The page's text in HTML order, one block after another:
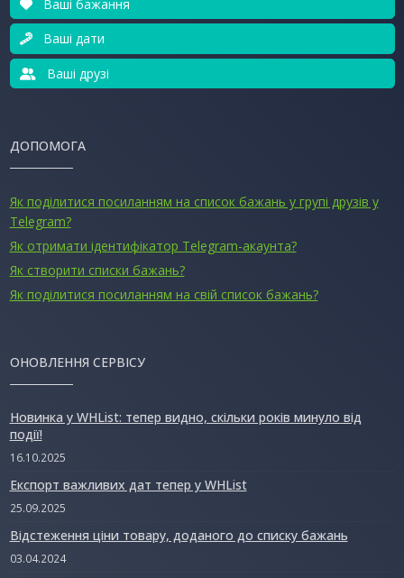
Ваші бажання
Ваші дати
Ваші друзі
ДОПОМОГА
Як поділитися посиланням на список бажань у групі друзів у
Telegram?
Як отримати ідентифікатор Telegram-акаунта?
Як створити списки бажань?
Як поділитися посиланням на свій список бажань?
ОНОВЛЕННЯ СЕРВІСУ
Новинка у WHList: тепер видно, скільки років минуло від
події!
16.10.2025
Експорт важливих дат тепер у WHList
25.09.2025
Відстеження ціни товару, доданого до списку бажань
03.04.2024